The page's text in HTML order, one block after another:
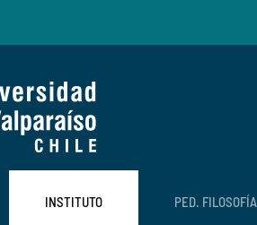
INSTITUTO PED. FILOSOFÍA